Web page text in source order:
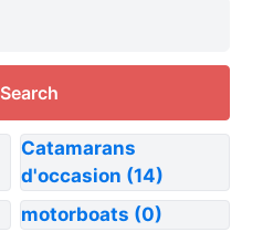
Search
Catamarans
d'occasion (14)
motorboats (0)